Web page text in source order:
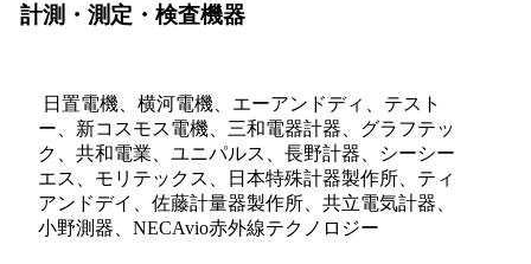
計測・測定・検査機器
日置電機、横河電機、エーアンドディ、テスト
ー、新コスモス電機、三和電器計器、グラフテッ
ク、共和電業、ユニパルス、長野計器、シーシー
エス、モリテックス、日本特殊計器製作所、ティ
アンドデイ、佐藤計量器製作所、共立電気計器、
小野測器、NECAvio赤外線テクノロジー